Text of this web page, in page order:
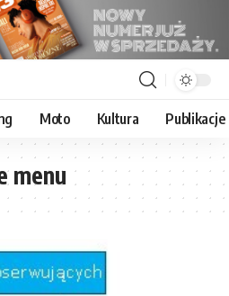
Moto Kultura Publikacje
menu